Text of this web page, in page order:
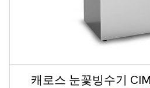
캐로스 눈꽃빙수기